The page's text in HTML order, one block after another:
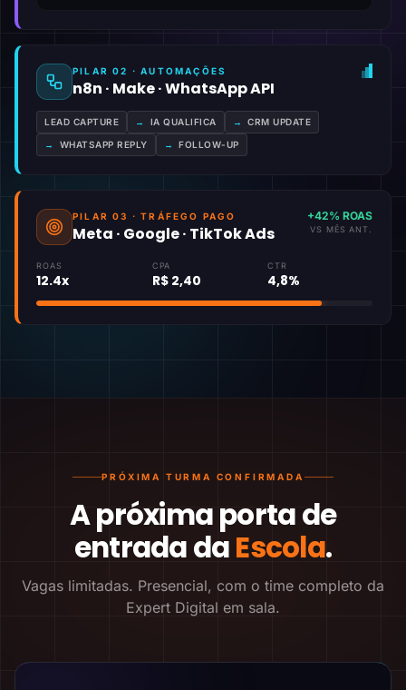
PILAR 02 · AUTOMAÇÕES
n8n · Make · WhatsApp API
LEAD CAPTURE → IA QUALIFICA → CRM UPDATE
→ WHATSAPP REPLY → FOLLOW-UP
PILAR 03 · TRÁFEGO PAGO
Meta · Google · TikTok Ads
+42% ROAS
VS MÊS ANT.
ROAS
12.4x
CPA
R$ 2,40
CTR
4,8%
PRÓXIMA TURMA CONFIRMADA
A próxima porta de
entrada daEscola.
Vagas limitadas. Presencial, com o time completo da
Expert Digital em sala.